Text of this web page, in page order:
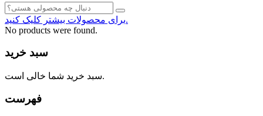
برای محصولات بیشتر کلیک کنید.
No products were found.
سبد خرید
سبد خرید شما خالی است.
فهرست